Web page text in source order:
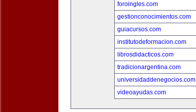
foroingles.com
gestionconocimientos.com
guiacursos.com
institutodeformacion.com
librosdidacticos.com
tradicionargentina.com
universidaddenegocios.com
videoayudas.com